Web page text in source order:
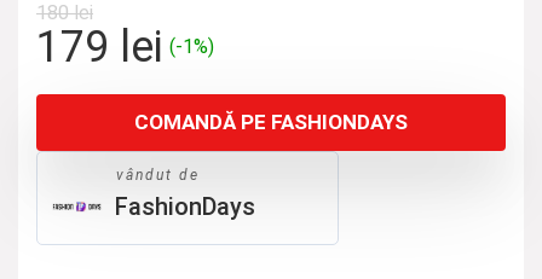
180lei
Prețul
a
fost:
180 lei.
179 leiPrețul
este:
179 lei.
(-1%)
COMANDĂ PE FASHIONDAYS
vândut de
FashionDays